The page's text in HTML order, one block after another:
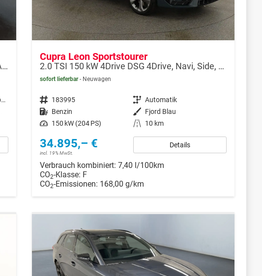
1.5 eTSI 150PS/110kW DSG7 2026 +EDGE+PANO+INTELLIGENT DRIVE
Doppelkupplungsgetriebe (DSG)
Cupra Leon Sportstourer
2.0 TSI 150 kW 4Drive DSG 4Drive, Navi, Side, Matrix, el. Klappe, 18-Zoll, 5 J.-Garantie
sofort lieferbar Neuwagen
Fahrzeugnr. 183995 Getriebe Automatik
Kraftstoff Benzin Außenfarbe Fjord Blau
Leistung 150 kW (204 PS) Kilometerstand 10 km
34.895,– €
incl. 19% MwSt.
Details
Verbrauch kombiniert: 7,40 l/100km
CO2-Klasse: F
CO2-Emissionen: 168,00 g/km